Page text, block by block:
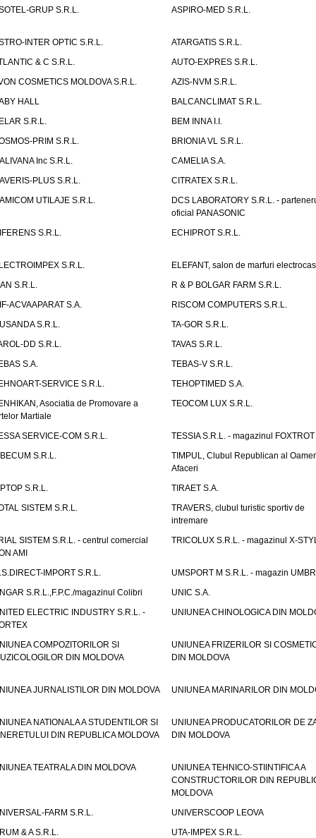
GRUP S.R.L. ASPIRO-MED S.R.L.
INTER OPTIC S.R.L.
ATARGATIS S.R.L.
& C S.R.L.
AUTO-EXPRES S.R.L.
COSMETICS MOLDOVA S.R.L.
AZIS-NVM S.R.L.
HALL
BALCANCLIMAT S.R.L.
S.R.L.
BEM INNA I.I.
PRIM S.R.L.
BRIONIA VL S.R.L.
Inc S.R.L.
CAMELIA S.A.
PLUS S.R.L.
CITRATEX S.R.L.
UTILAJE S.R.L.
DCS LABORATORY S.R.L. -
oficial PANASONIC
S.R.L.
ECHIPROT S.R.L.
S.R.L.
ELEFANT, salon de marfuri
S.R.L.
R & P BOLGAR FARM S.R.L.
ACVAAPARAT S.A.
RISCOM COMPUTERS S.R.L.
S.R.L.
TA-GOR S.R.L.
DD S.R.L.
TAVAS S.R.L.
S.A.
TEBAS-V S.R.L.
SERVICE S.R.L.
TEHOPTIMED S.A.
Asociatia de Promovare a
Martiale
TEOCOM LUX S.R.L.
SERVICE-COM S.R.L.
TESSIA S.R.L. - magazinul FOXTROT
S.R.L.
TIMPUL, Clubul Republican al
Afaceri
S.R.L.
TIRAET S.A.
SISTEM S.R.L.
TRAVERS, clubul turistic sportiv de
intremare
SISTEM S.R.L. - centrul comercial
AMI
TRICOLUX S.R.L. - magazinul X-
IMPORT S.R.L.
UMSPORT M S.R.L. - magazin
S.R.L.,F.P.C./magazinul Colibri
UNIC S.A.
ELECTRIC INDUSTRY S.R.L. -
UNIUNEA CHINOLOGICA DIN
COMPOZITORILOR SI
DIN MOLDOVA
UNIUNEA FRIZERILOR SI
DIN MOLDOVA
JURNALISTILOR DIN MOLDOVA UNIUNEA MARINARILOR DIN
NATIONALA A STUDENTILOR SI
DIN REPUBLICA MOLDOVA
UNIUNEA PRODUCATORILOR DE
DIN MOLDOVA
TEATRALA DIN MOLDOVA
UNIUNEA TEHNICO-STIINTIFICA A
CONSTRUCTORILOR DIN
MOLDOVA
FARM S.R.L.
UNIVERSCOOP LEOVA
& A S.R.L.
UTA-IMPEX S.R.L.